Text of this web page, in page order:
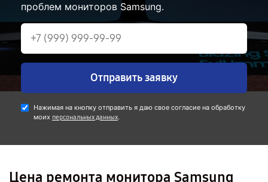
проблем мониторов Samsung.
Отправить заявку
Нажимая на кнопку отправить я даю свое согласие на обработку
моих персональных данных.
Цена ремонта монитора Samsung